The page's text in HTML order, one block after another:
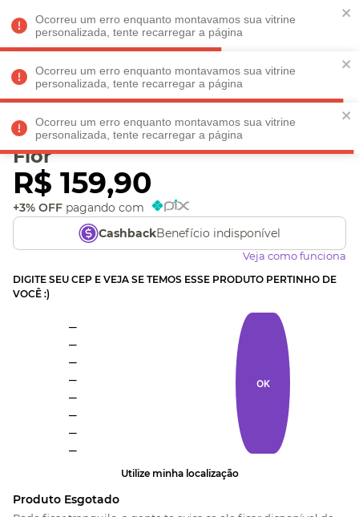
Ocorreu um erro enquanto montavamos sua vitrine
personalizada, tente recarregar a página
Ocorreu um erro enquanto montavamos sua vitrine
personalizada, tente recarregar a página
Ocorreu um erro enquanto montavamos sua vitrine
personalizada, tente recarregar a página
Faltam REGULAMENTO
Veja produtos perto de você! Informe seu CEP
Kit Pincel Com Case Beija
Flor
R$ 159,90
+3% OFF pagando com
CashbackBenefício indisponível
Veja como funciona
DIGITE SEU CEP E VEJA SE TEMOS ESSE PRODUTO PERTINHO DE
VOCÊ :)
OK
Utilize minha localização